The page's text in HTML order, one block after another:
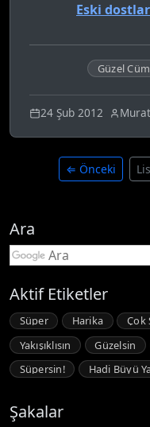
Eski
Güzel
24 Şub 2012
⇐ Önceki
Ara
Aktif Etiketler
Süper Harika Çok
Yakışıklısın
Güzelsin
Süpersin!
Hadi Büyü
Şakalar